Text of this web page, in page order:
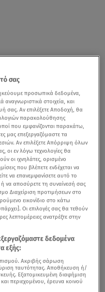
σας
προσωπικά δεδομένα,
στοιχεία, και
σας. Αν επιλέξετε Αποδοχή, θα
παρακολούθησης
που εμφανίζονται παρακάτω,
μας επεξεργαζόμαστε τα
Αν επιλέξετε Απόρριψη όλων
οι εν λόγω τεχνολογίες θα
οι ιχνηλάτες, ορισμένο
που βλέπετε ενδέχεται να
να επανεμφανίσετε αυτό το
ή να αποσύρετε τη συναίνεσή σας
Διαχείριση προτιμήσεων στο
εικονίδιο στο κάτω
Οι επιλογές σας θα τεθούν
λεπτομέρειες ανατρέξτε στην
δεδομένα
εξής:
Ακριβής σάρωση
ταυτότητας. Αποθήκευση ή/
Εξατομικευμένη διαφήμιση
περιεχομένου, έρευνα κοινού